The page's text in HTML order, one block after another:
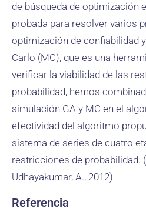
de búsqueda de optimización
probada para resolver varios
optimización de confiabilidad
Carlo (MC), que es una
verificar la viabilidad de las
probabilidad, hemos
simulación GA y MC en el
efectividad del algoritmo
sistema de series de cuatro
restricciones de probabilidad.
Udhayakumar, A., 2012)
Referencia